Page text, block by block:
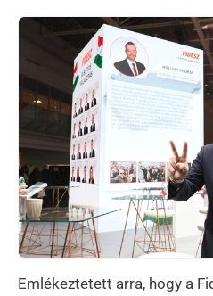
Kép
Emlékeztetett arra, hogy a